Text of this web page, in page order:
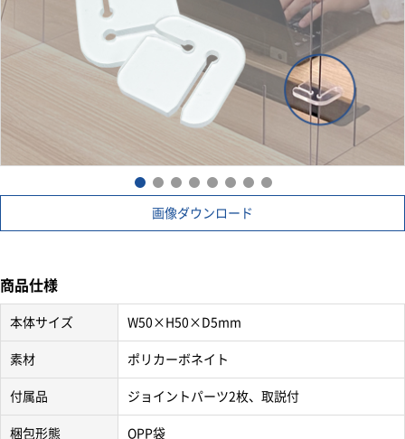
パーテーションの材質としてアクリル製がありますが、
アクリルは物が当たったり、人がぶつかるとすぐにひびが
入って割れてしまいます。
本製品はそういった心配がありません。
②耐熱度が高く、燃えにくい素材
ポリカーボネイトは-100℃～+140℃程度の耐寒耐熱性があ
火元を離せば自然に火が消えていく自己消化性を備えてい
万が一の火災の時にも、有毒ガスが発生しません。
④アルコール除菌が可能でお手入れが簡単
製パーテーションでは可能。
取り扱い説明書ダウンロード
画像ダウンロード
商品仕様
本体サイズ W50×H50×D5mm
素材 ポリカーボネイト
付属品 ジョイントパーツ2枚、取説付
梱包形態 OPP袋